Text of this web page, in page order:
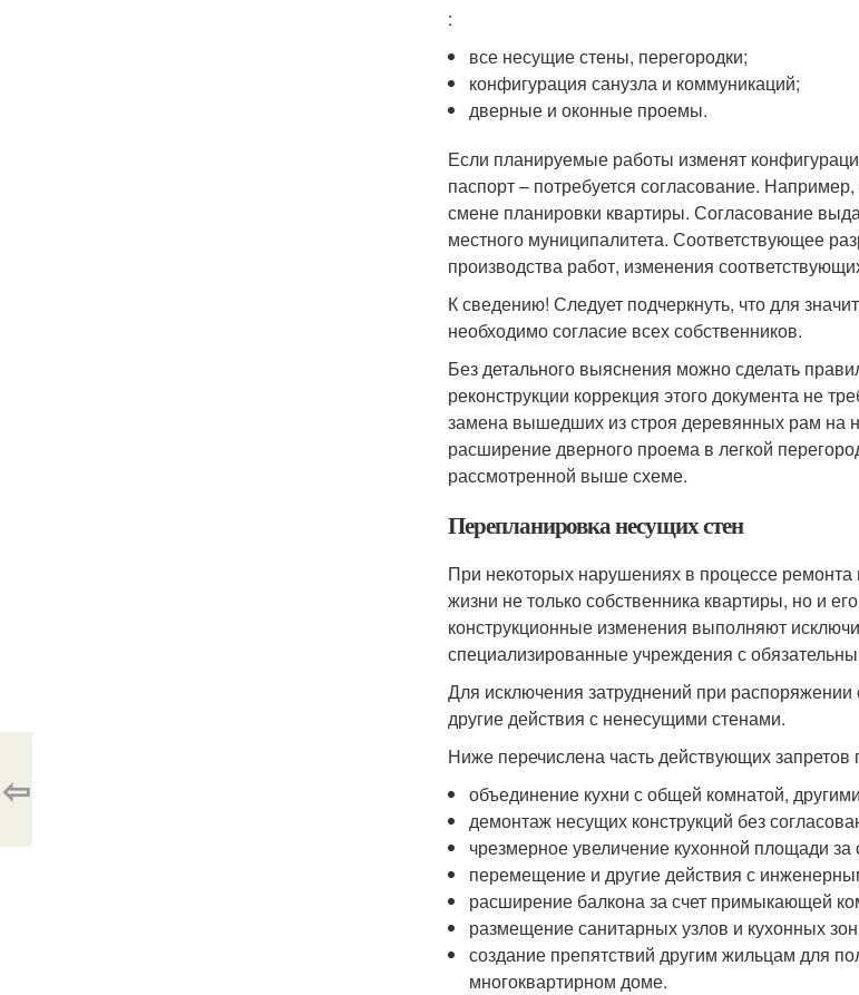
:
все несущие стены, перегородки;
конфигурация санузла и коммуникаций;
дверные и оконные проемы.
Если планируемые работы изменят
паспорт – потребуется согласование.
смене планировки квартиры. Согласование
местного муниципалитета. Соответствующее
производства работ, изменения
К сведению! Следует подчеркнуть, что для
необходимо согласие всех собственников.
Без детального выяснения можно сделать
реконструкции коррекция этого документа не
замена вышедших из строя деревянных рам на
расширение дверного проема в легкой
рассмотренной выше схеме.
Перепланировка несущих стен
При некоторых нарушениях в процессе ремонта
жизни не только собственника квартиры, но и
конструкционные изменения выполняют
специализированные учреждения с
Для исключения затруднений при
другие действия с ненесущими стенами.
Ниже перечислена часть действующих
объединение кухни с общей комнатой,
демонтаж несущих конструкций без
чрезмерное увеличение кухонной площади за
перемещение и другие действия с
расширение балкона за счет примыкающей
размещение санитарных узлов и кухонных
создание препятствий другим жильцам для
многоквартирном доме.
⇦